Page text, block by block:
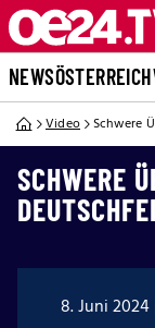
NEWSÖSTERREICH
Video Schwere
SCHWERE
8. Juni 2024